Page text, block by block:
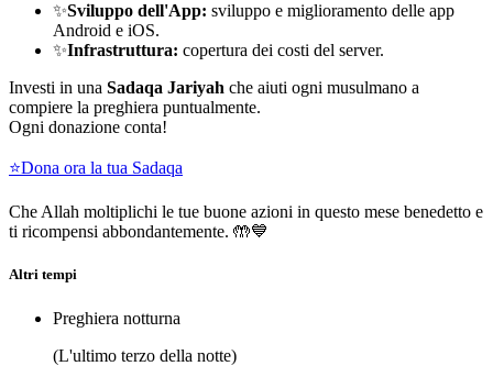
✨Sviluppo dell'App: sviluppo e miglioramento delle app
Android e iOS.
✨Infrastruttura: copertura dei costi del server.
Investi in una Sadaqa Jariyah che aiuti ogni musulmano a
compiere la preghiera puntualmente.
Ogni donazione conta!
⭐Dona ora la tua Sadaqa
Che Allah moltiplichi le tue buone azioni in questo mese benedetto e
ti ricompensi abbondantemente. 🤲💙
Altri tempi
Preghiera notturna
(L'ultimo terzo della notte)